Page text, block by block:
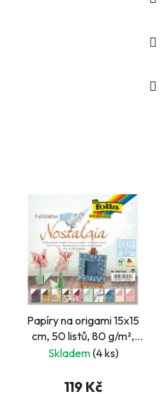
Papíry na origami 15x15
cm, 50 listů, 80 g/m²,
NOSTALGIE
Skladem(4 ks)
119 Kč